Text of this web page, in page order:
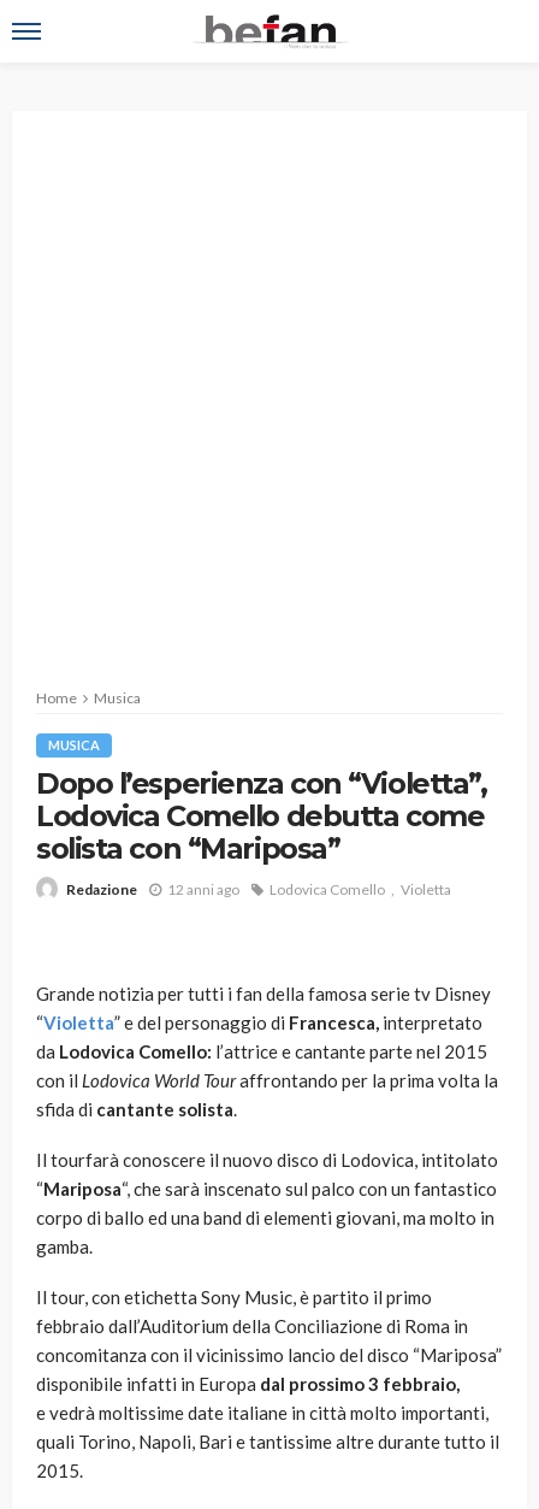
Home Musica
MUSICA
Dopo l’esperienza con “Violetta”,
Lodovica Comello debutta come
solista con “Mariposa”
Redazione 12 anni ago Lodovica Comello Violetta
Grande notizia per tutti i fan della famosa serie tv Disney
“Violetta” e del personaggio di Francesca, interpretato
da Lodovica Comello: l’attrice e cantante parte nel 2015
con il Lodovica World Touraffrontando per la prima volta la
sfida di cantante solista.
Il tourfarà conoscere il nuovo disco di Lodovica, intitolato
“Mariposa“, che sarà inscenato sul palco con un fantastico
corpo di ballo ed una band di elementi giovani, ma molto in
gamba.
Il tour, con etichetta Sony Music, è partito il primo
febbraio dall’Auditorium della Conciliazione di Roma in
concomitanza con il vicinissimo lancio del disco “Mariposa”
disponibile infatti in Europa dal prossimo 3 febbraio,
evedrà moltissime date italiane in città molto importanti,
quali Torino, Napoli, Bari e tantissime altre durante tutto il
2015.